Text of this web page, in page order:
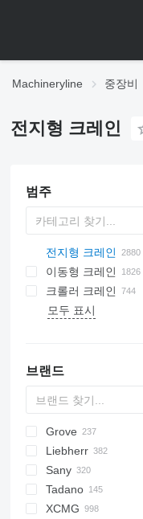
Machineryline 중장비
전지형 크레인
범주
전지형 크레인
이동형 크레인
크롤러 크레인
모두 표시
브랜드
AHK
Husky
AC
HC
DF
ATF
F-series
HK
RTF
AMK
TMK
Grove
AT
GMK
RT
TMS
RT
T-series
Eurotrakker
CR
KA
KR
NK
RK
LW
KMK
Liebherr
A-series
L-series
LG
ATC
HC
HTC
LTC
GRIL
AT
GT
5571
MG
20
TM
Omega
S-series
T-series
ATT
ABK
Sany
QY
SAC
P-series
R-series
608
613
345
365
ATF
RTF
Tadano
ATF
815
A-series
XCMG